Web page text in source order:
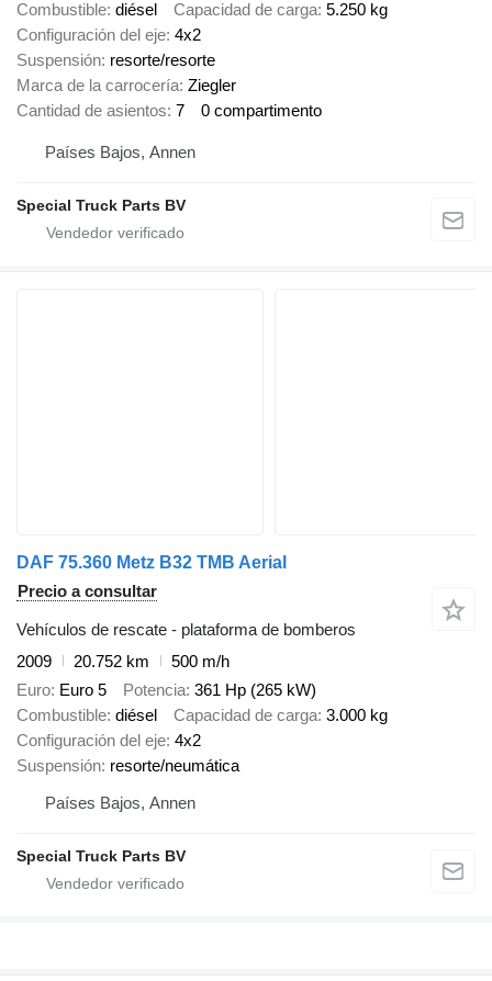
Combustible diésel Capacidad de carga 5.250 kg
Configuración del eje 4x2
Suspensión resorte/resorte
Marca de la carrocería Ziegler
Cantidad de asientos 7 0 compartimento
Países Bajos, Annen
Special Truck Parts BV
DAF 75.360 Metz B32 TMB Aerial
Precio a consultar
Vehículos de rescate - plataforma de bomberos
2009
20.752 km
500 m/h
Euro Euro 5 Potencia 361 Hp (265 kW)
Combustible diésel Capacidad de carga 3.000 kg
Configuración del eje 4x2
Suspensión resorte/neumática
Países Bajos, Annen
Special Truck Parts BV